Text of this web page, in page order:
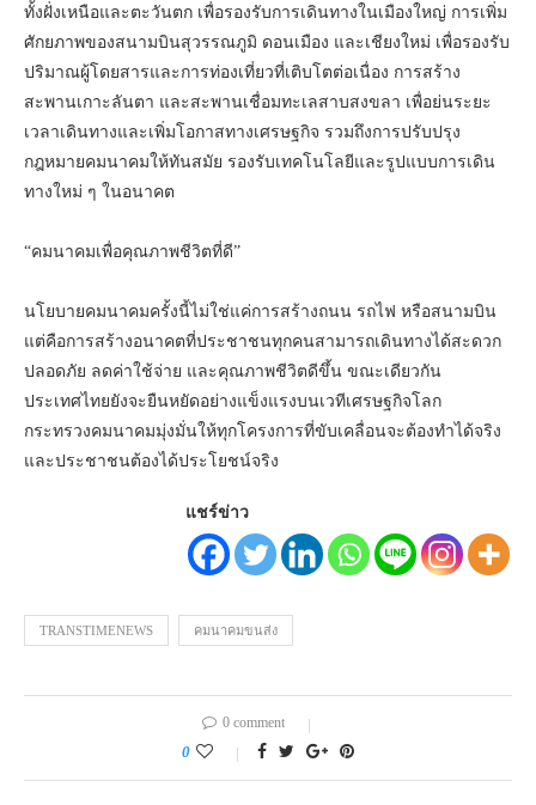
ทั้งฝั่งเหนือและตะวันตก เพื่อรองรับการเดินทางในเมืองใหญ่ การเพิ่ม
ศักยภาพของสนามบินสุวรรณภูมิ ดอนเมือง และเชียงใหม่ เพื่อรองรับ
ปริมาณผู้โดยสารและการท่องเที่ยวที่เติบโตต่อเนื่อง การสร้าง
สะพานเกาะลันตา และสะพานเชื่อมทะเลสาบสงขลา เพื่อย่นระยะ
เวลาเดินทางและเพิ่มโอกาสทางเศรษฐกิจ รวมถึงการปรับปรุง
กฎหมายคมนาคมให้ทันสมัย รองรับเทคโนโลยีและรูปแบบการเดิน
ทางใหม่ ๆ ในอนาคต
“คมนาคมเพื่อคุณภาพชีวิตที่ดี”
นโยบายคมนาคมครั้งนี้ไม่ใช่แค่การสร้างถนน รถไฟ หรือสนามบิน
แต่คือการสร้างอนาคตที่ประชาชนทุกคนสามารถเดินทางได้สะดวก
ปลอดภัย ลดค่าใช้จ่าย และคุณภาพชีวิตดีขึ้น ขณะเดียวกัน
ประเทศไทยยังจะยืนหยัดอย่างแข็งแรงบนเวทีเศรษฐกิจโลก
กระทรวงคมนาคมมุ่งมั่นให้ทุกโครงการที่ขับเคลื่อนจะต้องทำได้จริง
และประชาชนต้องได้ประโยชน์จริง
แชร์ข่าว
TRANSTIMENEWS คมนาคมขนส่ง
0 comment
0